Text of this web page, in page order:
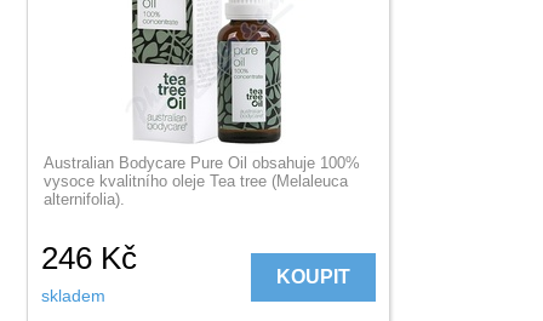
Australian Bodycare Pure Oil obsahuje 100%
vysoce kvalitního oleje Tea tree (Melaleuca
alternifolia).
246 Kč
skladem
KOUPIT